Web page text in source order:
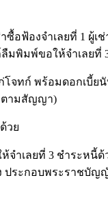
ซื้อฟ้องจำเลยที่ 1
พิมพ์ขอให้จำเลยที่
จทก์ พร้อมดอกเบี้
ตามสัญญา)
วย
ำเลยที่ 3 ชำระหนี้
ะกอบพระราชบัญ